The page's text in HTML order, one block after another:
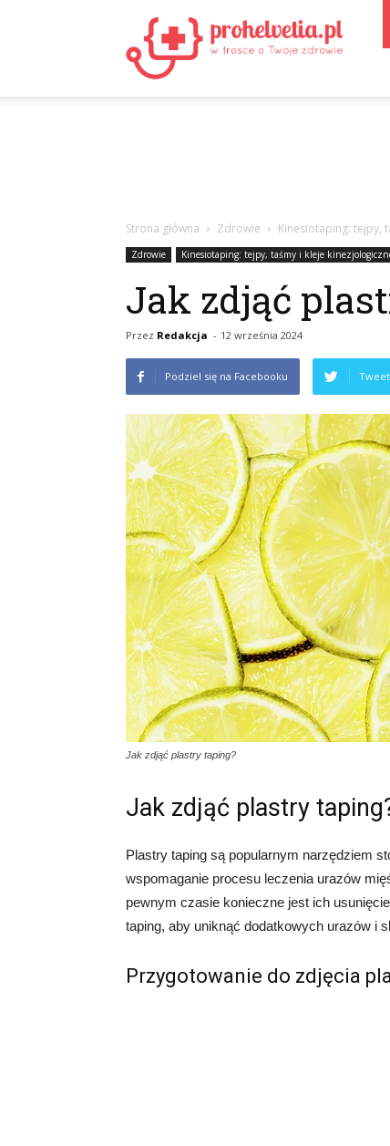
Strona główna Zdrowie Kinesiotaping: tejpy,
Zdrowie Kinesiotaping: tejpy, taśmy i kleje
Jak zdjąć
Przez Redakcja - 12 września 2024
Podziel się na Facebooku
Jak zdjąć plastry taping?
Jak zdjąć plastry
Plastry taping są popularnym narzędziem
wspomaganie procesu leczenia urazów
pewnym czasie konieczne jest ich
taping, aby uniknąć dodatkowych urazów i
Przygotowanie do zdjęcia